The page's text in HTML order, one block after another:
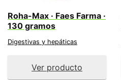
Roha-Max · Faes Farma ·
130 gramos
Digestivas y hepáticas
Ver producto